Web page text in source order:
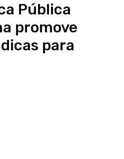
Pública
promove
para